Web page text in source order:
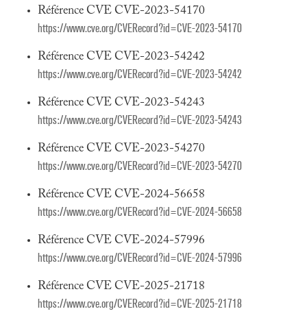
Référence CVE CVE-2023-54170
https://www.cve.org/CVERecord?id=CVE-2023-54170
Référence CVE CVE-2023-54242
https://www.cve.org/CVERecord?id=CVE-2023-54242
Référence CVE CVE-2023-54243
https://www.cve.org/CVERecord?id=CVE-2023-54243
Référence CVE CVE-2023-54270
https://www.cve.org/CVERecord?id=CVE-2023-54270
Référence CVE CVE-2024-56658
https://www.cve.org/CVERecord?id=CVE-2024-56658
Référence CVE CVE-2024-57996
https://www.cve.org/CVERecord?id=CVE-2024-57996
Référence CVE CVE-2025-21718
https://www.cve.org/CVERecord?id=CVE-2025-21718